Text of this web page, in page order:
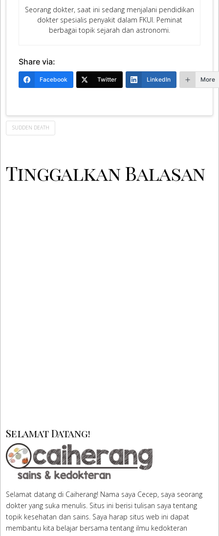
Seorang dokter, saat ini sedang menjalani pendidikan
dokter spesialis penyakit dalam FKUI. Peminat
berbagai topik sejarah dan astronomi.
Share via:
Facebook Twitter LinkedIn More
SUDDEN DEATH
Tinggalkan Balasan
Selamat Datang!
Selamat datang di Caiherang! Nama saya Cecep, saya seorang
dokter yang suka menulis. Situs ini berisi tulisan saya tentang
topik kesehatan dan sains. Saya harap situs web ini dapat
membantu kita belajar bersama tentang ilmu kedokteran